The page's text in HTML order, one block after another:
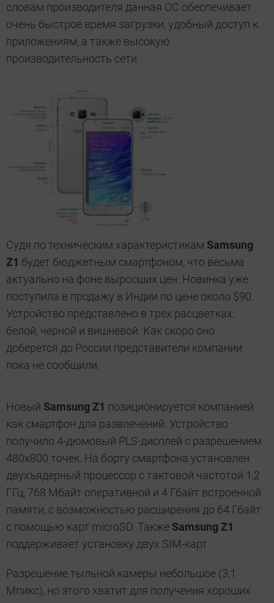
словам производителя данная ОС обеспечивает
очень быстрое время загрузки, удобный доступ к
приложениям, а также высокую
производительность сети.
Судя по техническим характеристикам Samsung
Z1 будет бюджетным смартфоном, что весьма
актуально на фоне выросших цен. Новинка уже
поступила в продажу в Индии по цене около $90.
Устройство представлено в трех расцветках:
белой, черной и вишневой. Как скоро оно
доберется до России представители компании
пока не сообщили.
Новый Samsung Z1 позиционируется компанией
как смартфон для развлечений. Устройство
получило 4-дюмовый PLS-дисплей с разрешением
480х800 точек. На борту смартфона установлен
двухъядерный процессор с тактовой частотой 1,2
ГГц, 768 Мбайт оперативной и 4 Гбайт встроенной
памяти, с возможностью расширения до 64 Гбайт
с помощью карт microSD. Также Samsung Z1
поддерживает установку двух SIM-карт.
Разрешение тыльной камеры небольшое (3,1
Мпикс), но этого хватит для получения хороших